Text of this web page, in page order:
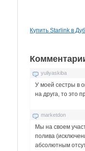
Купить Starlink в
yuliyaskiba
У моей сестры в
на друга, то это
marketdon
Мы на своем
полива
абсолютным